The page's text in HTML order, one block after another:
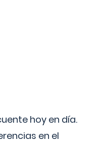
hoy en día.
en el